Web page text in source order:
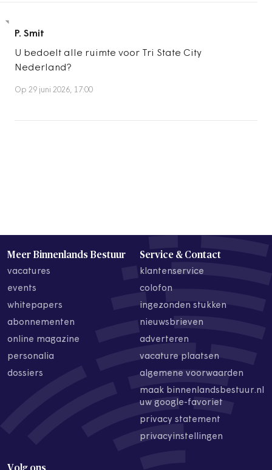
P. Smit
U bedoelt alle ruimte voor Tri State City
Nederland?
Op 29 juni 2026, 17:00
Meer Binnenlands Bestuur
vacatures
events
whitepapers
abonnementen
online magazine
personalia
dossiers
Service & Contact
klantenservice
colofon
ingezonden stukken
nieuwsbrieven
adverteren
vacature plaatsen
algemene voorwaarden
maak binnenlandsbestuur.nl
uw google-favoriet
privacy statement
privacyinstellingen
Volg ons